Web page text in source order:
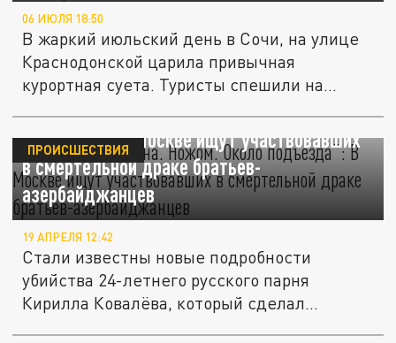
06 ИЮЛЯ 18:50
В жаркий июльский день в Сочи, на улице
Краснодонской царила привычная
курортная суета. Туристы спешили на...
”Убили моего сына. Ножом. Около
подъезда”: В Москве ищут участвовавших
в смертельной драке братьев-
азербайджанцев
ПРОИСШЕСТВИЯ
19 АПРЕЛЯ 12:42
Стали известны новые подробности
убийства 24-летнего русского парня
Кирилла Ковалёва, который сделал